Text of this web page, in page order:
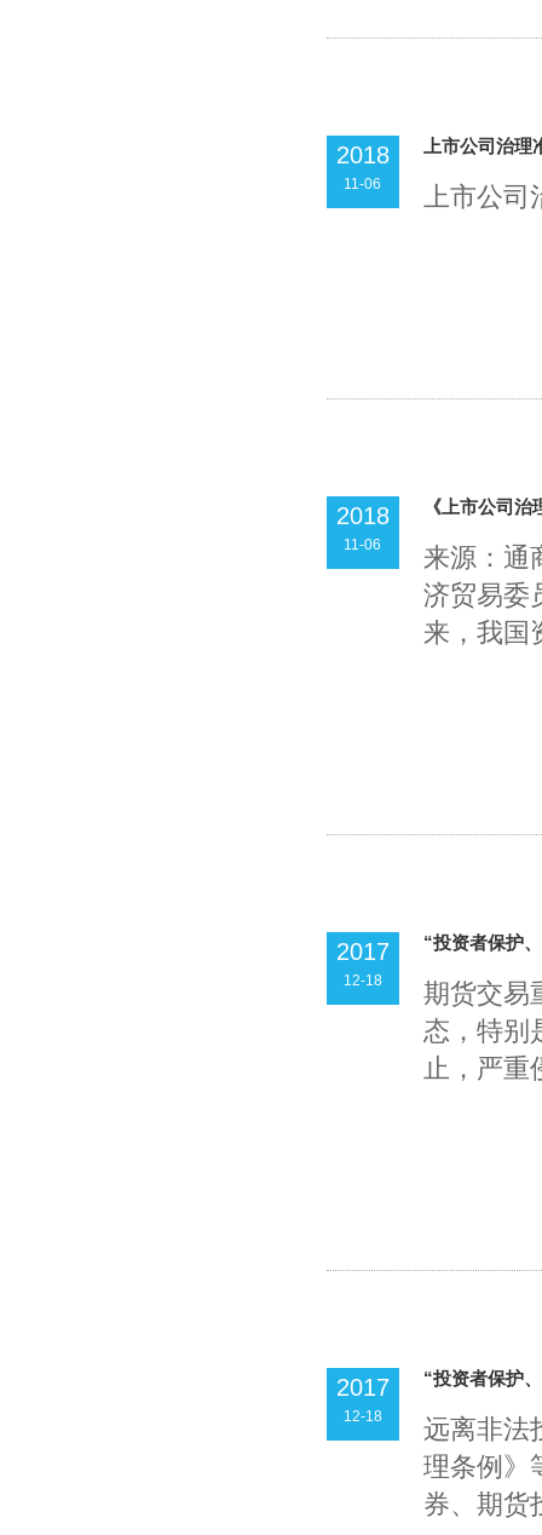
2018
11-06
上市公司治理
上市公司
2018
11-06
《上市公司
来源：通
济贸易委
来，我国
2017
12-18
“投资者保护
期货交易
态，特别
止，严重
2017
12-18
“投资者保护
远离非法
理条例》
券、期货